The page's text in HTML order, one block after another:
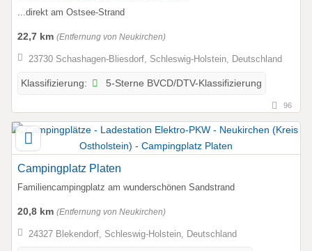
...direkt am Ostsee-Strand
22,7 km (Entfernung von Neukirchen)
23730 Schashagen-Bliesdorf, Schleswig-Holstein, Deutschland
Klassifizierung: 5-Sterne BVCD/DTV-Klassifizierung
96
Campingplatz Platen
Familiencampingplatz am wunderschönen Sandstrand
20,8 km (Entfernung von Neukirchen)
24327 Blekendorf, Schleswig-Holstein, Deutschland